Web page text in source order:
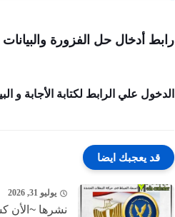
رابط أدخال حل الفزورة والبيانات
الدخول علي الرابط لكتابة الأجابة و
قد يعجبك ايضا
يوليو 31, 2026
نشرها ~الأن